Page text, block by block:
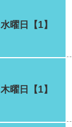
水曜日【1】
木曜日【1】